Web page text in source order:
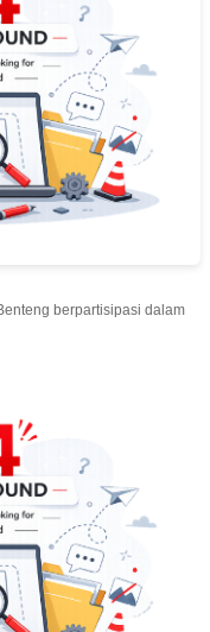
berpartisipasi dalam